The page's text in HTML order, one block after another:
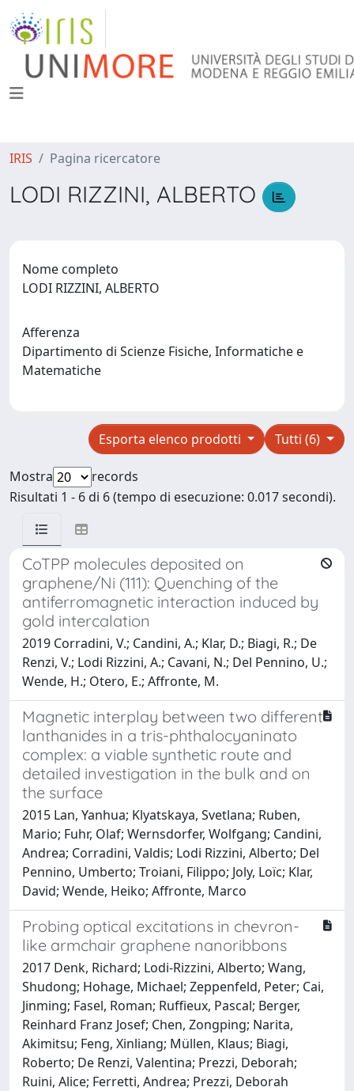
IRIS Pagina ricercatore
LODI RIZZINI, ALBERTO
Nome completo
LODI RIZZINI, ALBERTO
Afferenza
Dipartimento di Scienze Fisiche, Informatiche e
Matematiche
Tutti (6)
Esporta elenco prodotti
Mostra
records
Risultati 1 - 6 di 6 (tempo di esecuzione: 0.017 secondi).
CoTPP molecules deposited on
graphene/Ni (111): Quenching of the
antiferromagnetic interaction induced by
gold intercalation
2019 Corradini, V.; Candini, A.; Klar, D.; Biagi, R.; De
Renzi, V.; Lodi Rizzini, A.; Cavani, N.; Del Pennino, U.;
Wende, H.; Otero, E.; Affronte, M.
Magnetic interplay between two different
lanthanides in a tris-phthalocyaninato
complex: a viable synthetic route and
detailed investigation in the bulk and on
the surface
2015 Lan, Yanhua; Klyatskaya, Svetlana; Ruben,
Mario; Fuhr, Olaf; Wernsdorfer, Wolfgang; Candini,
Andrea; Corradini, Valdis; Lodi Rizzini, Alberto; Del
Pennino, Umberto; Troiani, Filippo; Joly, Loïc; Klar,
David; Wende, Heiko; Affronte, Marco
Probing optical excitations in chevron-
like armchair graphene nanoribbons
2017 Denk, Richard; Lodi-Rizzini, Alberto; Wang,
Shudong; Hohage, Michael; Zeppenfeld, Peter; Cai,
Jinming; Fasel, Roman; Ruffieux, Pascal; Berger,
Reinhard Franz Josef; Chen, Zongping; Narita,
Akimitsu; Feng, Xinliang; Müllen, Klaus; Biagi,
Roberto; De Renzi, Valentina; Prezzi, Deborah;
Ruini, Alice; Ferretti, Andrea; Prezzi, Deborah